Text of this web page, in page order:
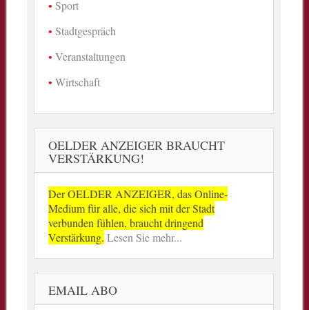
Sport
Stadtgespräch
Veranstaltungen
Wirtschaft
OELDER ANZEIGER BRAUCHT
VERSTÄRKUNG!
Der OELDER ANZEIGER, das Online-
Medium für alle, die sich mit der Stadt
verbunden fühlen, braucht dringend
Verstärkung. Lesen Sie mehr...
EMAIL ABO